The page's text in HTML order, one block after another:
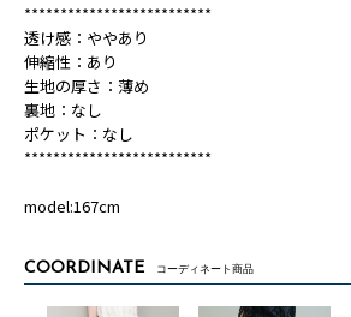
**************************
透け感：ややあり
伸縮性：あり
生地の厚さ：薄め
裏地：なし
ポケット：なし
**************************
model:167cm
COORDINATE コーディネート商品